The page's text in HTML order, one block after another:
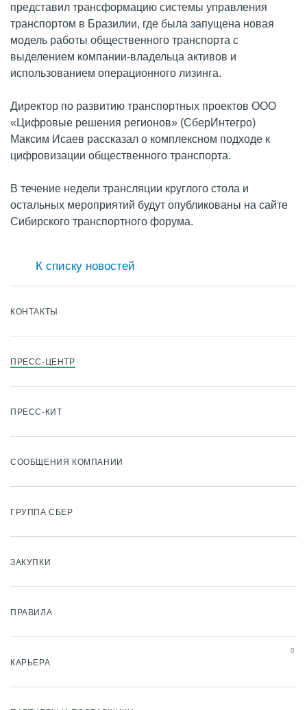
КОНТАКТЫ
ПРЕСС-ЦЕНТР
ПРЕСС-КИТ
СООБЩЕНИЯ КОМПАНИИ
ГРУППА СБЕР
ЗАКУПКИ
ПРАВИЛА
КАРЬЕРА
представил трансформацию системы управления
транспортом в Бразилии, где была запущена новая
модель работы общественного транспорта с
выделением компании-владельца активов и
использованием операционного лизинга.
Директор по развитию транспортных проектов ООО
«Цифровые решения регионов» (СберИнтегро)
Максим Исаев рассказал о комплексном подходе к
цифровизации общественного транспорта.
В течение недели трансляции круглого стола и
остальных мероприятий будут опубликованы на сайте
Сибирского транспортного форума.
К списку новостей